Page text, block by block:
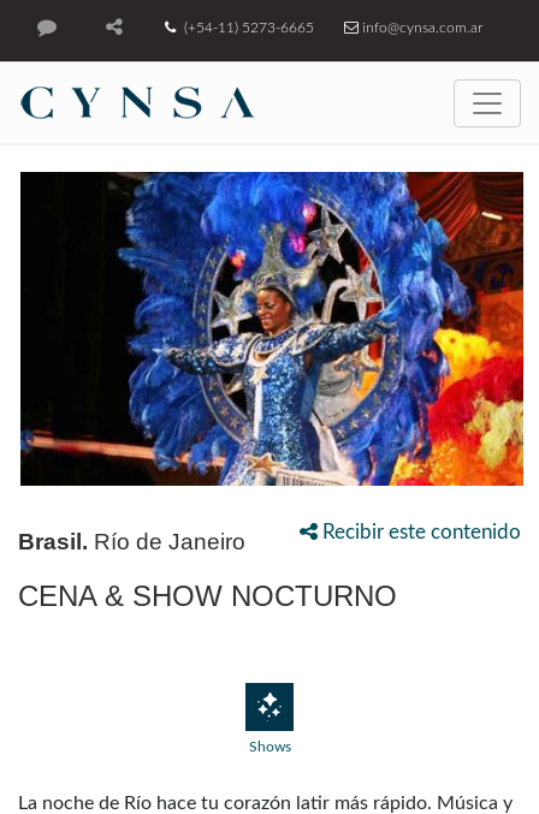
(+54-11) 5273-6665 info@cynsa.com.ar
Recibir este contenido
Brasil. Río de Janeiro
CENA & SHOW NOCTURNO
Shows
La noche de Río hace tu corazón latir más rápido. Música y